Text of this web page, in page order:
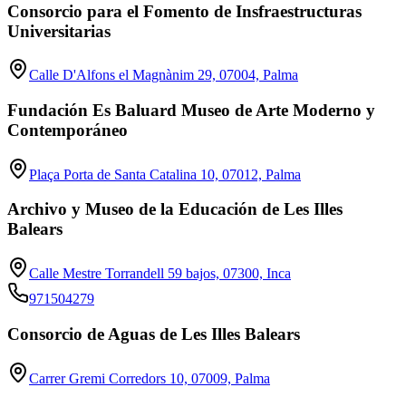
Consorcio para el Fomento de Insfraestructuras
Universitarias
Calle D'Alfons el Magnànim 29, 07004, Palma
Fundación Es Baluard Museo de Arte Moderno y
Contemporáneo
Plaça Porta de Santa Catalina 10, 07012, Palma
Archivo y Museo de la Educación de Les Illes
Balears
Calle Mestre Torrandell 59 bajos, 07300, Inca
971504279
Consorcio de Aguas de Les Illes Balears
Carrer Gremi Corredors 10, 07009, Palma